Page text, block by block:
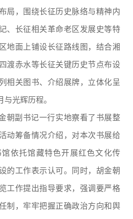
局，围绕长征历史脉络与精神内
、长征相关革命老区发展史等特
地面上铺设长征路线图，结合湘
渡赤水等长征关键历史节点布设
相关图书、介绍展牌，立体化呈
光辉历程。
朝副书记一行实地察看了书展整
动筹备情况介绍，对本次书展给
依托馆藏特色开展红色文化传
的工作表示认可。同时，胡金朝
工作提出指导要求，强调要严格
制，牢牢把握正确政治方向和舆